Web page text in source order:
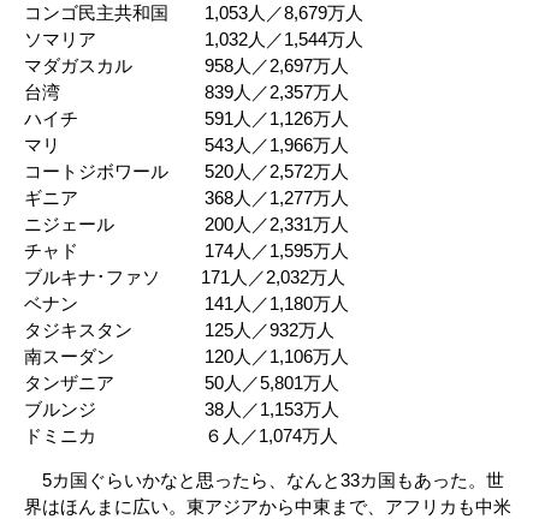
コンゴ民主共和国 1,053人／8,679万人
ソマリア 1,032人／1,544万人
マダガスカル 958人／2,697万人
台湾 839人／2,357万人
ハイチ 591人／1,126万人
マリ 543人／1,966万人
コートジボワール 520人／2,572万人
ギニア 368人／1,277万人
ニジェール 200人／2,331万人
チャド 174人／1,595万人
ブルキナ･ファソ 171人／2,032万人
ベナン 141人／1,180万人
タジキスタン 125人／932万人
南スーダン 120人／1,106万人
タンザニア 50人／5,801万人
ブルンジ 38人／1,153万人
ドミニカ ６人／1,074万人
5カ国ぐらいかなと思ったら、なんと33カ国もあった。世
界はほんまに広い。東アジアから中東まで、アフリカも中米